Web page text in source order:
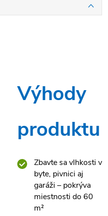
Výhody
produktu
Zbavte sa vlhkosti v
byte, pivnici aj
garáži – pokrýva
miestnosti do 60
m²